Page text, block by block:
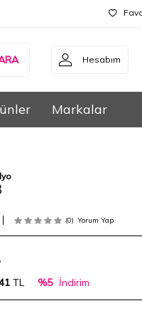
Hesabım
Markalar
(0) Yorum Yap
TL %5 İndirim